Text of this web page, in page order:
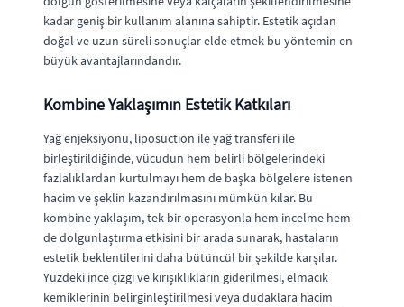
kadar geniş bir kullanım alanına sahiptir. Estetik açıdan
doğal ve uzun süreli sonuçlar elde etmek bu yöntemin en
büyük avantajlarındandır.
Kombine Yaklaşımın Estetik Katkıları
Yağ enjeksiyonu, liposuction ile yağ transferi ile
birleştirildiğinde, vücudun hem belirli bölgelerindeki
fazlalıklardan kurtulmayı hem de başka bölgelere istenen
hacim ve şeklin kazandırılmasını mümkün kılar. Bu
kombine yaklaşım, tek bir operasyonla hem incelme hem
de dolgunlaştırma etkisini bir arada sunarak, hastaların
estetik beklentilerini daha bütüncül bir şekilde karşılar.
Yüzdeki ince çizgi ve kırışıklıkların giderilmesi, elmacık
kemiklerinin belirginleştirilmesi veya dudaklara hacim